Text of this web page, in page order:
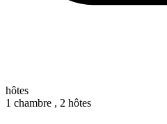
hôtes
1 chambre , 2 hôtes